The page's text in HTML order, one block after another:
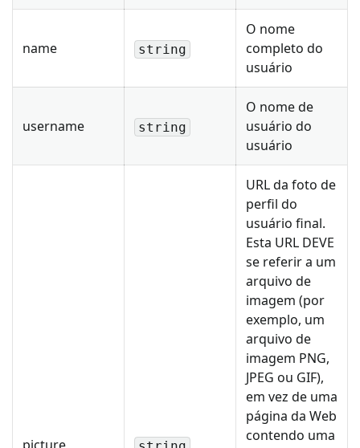
name string
O nome
completo do
usuário
username string
O nome de
usuário do
usuário
URL da foto de
perfil do
usuário final.
Esta URL DEVE
se referir a um
arquivo de
imagem (por
exemplo, um
arquivo de
imagem PNG,
JPEG ou GIF),
em vez de uma
página da Web
contendo uma